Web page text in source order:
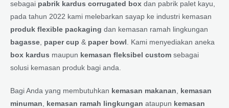
sebagai pabrik kardus corrugated box dan pabrik palet kayu,
pada tahun 2022 kami melebarkan sayap ke industri kemasan
produk flexible packaging dan kemasan ramah lingkungan
bagasse paper cup & paper bowl . Kami menyediakan aneka
box kardus maupun kemasan fleksibel custom sebagai
solusi kemasan produk bagi anda.
Bagi Anda yang membutuhkan kemasan makanan
kemasan
minuman
kemasan ramah lingkungan ataupun kemasan